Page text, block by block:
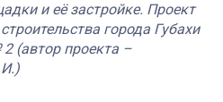
и её застройке. Проект
города Губахи
(автор проекта –